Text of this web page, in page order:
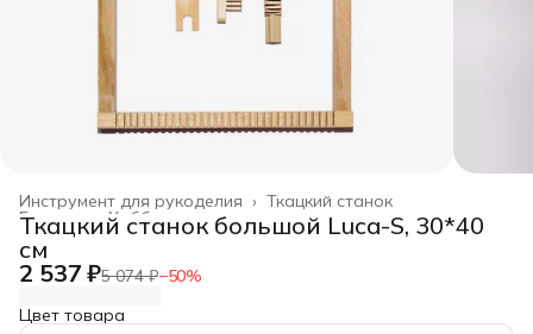
Ткацкий станок
Инструмент для рукоделия ›
Хобби и творчество ›
Главная
Ткацкий станок большой Luca-S, 30*40
см
2 537 ₽5 074 ₽−50%
Цвет товара